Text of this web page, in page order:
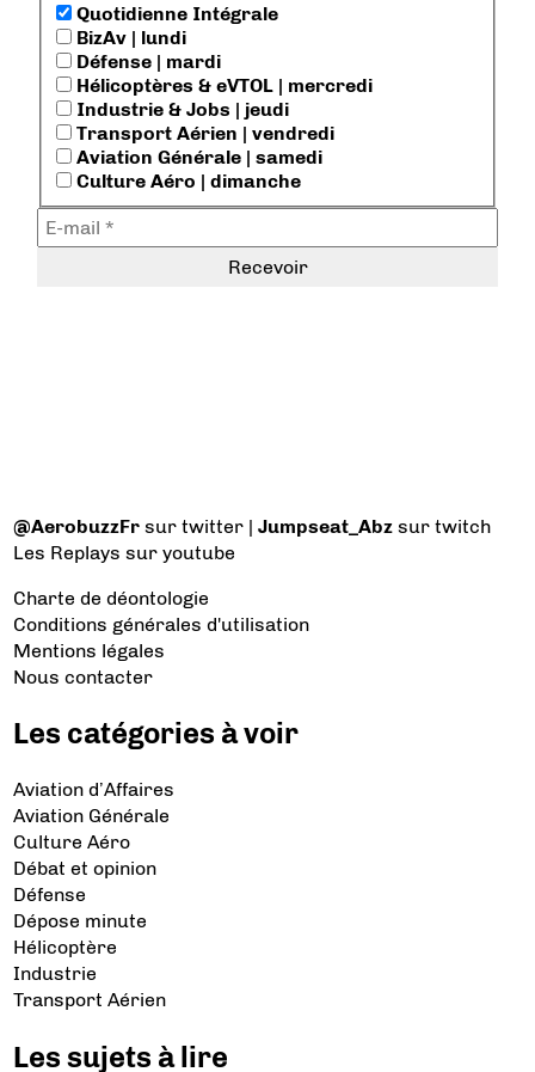
Quotidienne Intégrale
BizAv | lundi
Défense | mardi
Hélicoptères & eVTOL | mercredi
Industrie & Jobs | jeudi
Transport Aérien | vendredi
Aviation Générale | samedi
Culture Aéro | dimanche
@AerobuzzFr sur twitter |Jumpseat_Abz sur twitch
Les Replays sur youtube
Charte de déontologie
Conditions générales d'utilisation
Mentions légales
Nous contacter
Les catégories à voir
Aviation d’Affaires
Aviation Générale
Culture Aéro
Débat et opinion
Défense
Dépose minute
Hélicoptère
Industrie
Transport Aérien
Les sujets à lire